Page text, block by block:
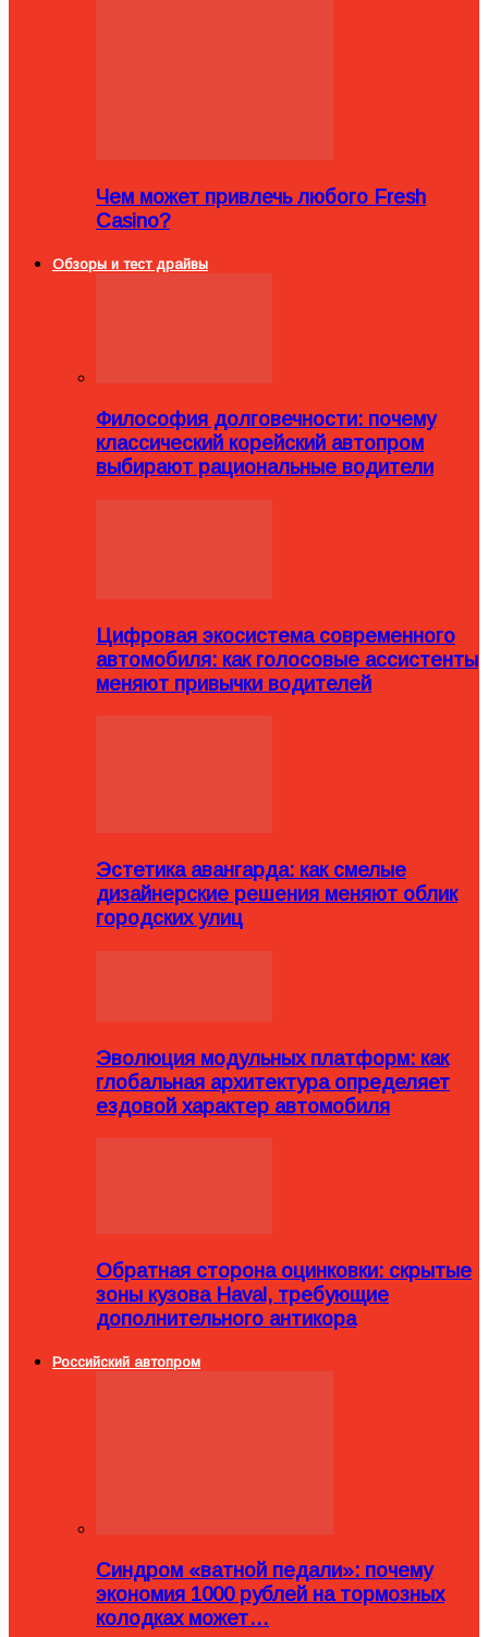
Чем может привлечь любого Fresh
Casino?
Обзоры и тест драйвы
Философия долговечности: почему
классический корейский автопром
выбирают рациональные водители
Цифровая экосистема современного
автомобиля: как голосовые ассистенты
меняют привычки водителей
Эстетика авангарда: как смелые
дизайнерские решения меняют облик
городских улиц
Эволюция модульных платформ: как
глобальная архитектура определяет
ездовой характер автомобиля
Обратная сторона оцинковки: скрытые
зоны кузова Haval, требующие
дополнительного антикора
Российский автопром
Синдром «ватной педали»: почему
экономия 1000 рублей на тормозных
колодках может…